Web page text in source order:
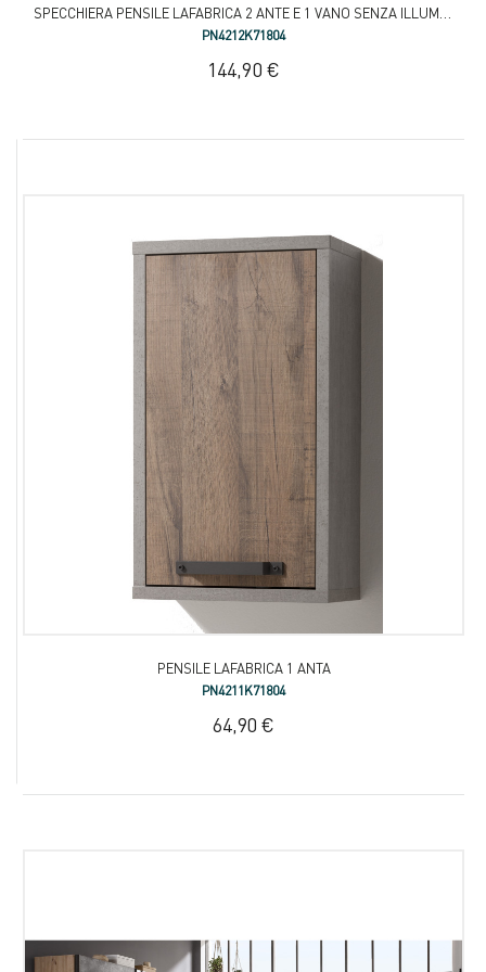
PN4212K71804
144,90 €
PENSILE LAFABRICA 1 ANTA
PN4211K71804
64,90 €